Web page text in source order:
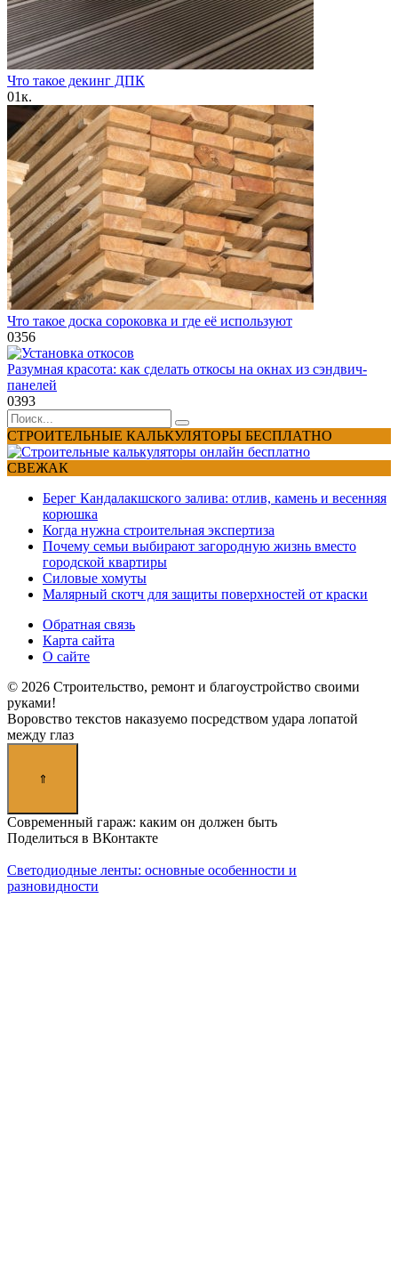
Что такое декинг ДПК
01к.
Что такое доска сороковка и где её используют
0356
Разумная красота: как сделать откосы на окнах из сэндвич-
панелей
0393
Search
for:
СТРОИТЕЛЬНЫЕ КАЛЬКУЛЯТОРЫ БЕСПЛАТНО
СВЕЖАК
Берег Кандалакшского залива: отлив, камень и весенняя
корюшка
Когда нужна строительная экспертиза
Почему семьи выбирают загородную жизнь вместо
городской квартиры
Силовые хомуты
Малярный скотч для защиты поверхностей от краски
Обратная связь
Карта сайта
О сайте
© 2026 Строительство, ремонт и благоустройство своими
руками!
Воровство текстов наказуемо посредством удара лопатой
между глаз
Современный гараж: каким он должен быть
Поделиться в ВКонтакте
Светодиодные ленты: основные особенности и
разновидности